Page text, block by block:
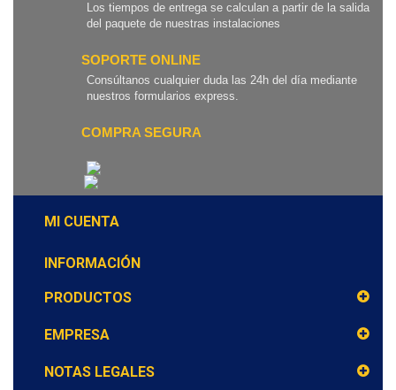
Los tiempos de entrega se calculan a partir de la salida
del paquete de nuestras instalaciones
SOPORTE ONLINE
Consúltanos cualquier duda las 24h del día mediante
nuestros formularios express.
COMPRA SEGURA
MI CUENTA
INFORMACIÓN
PRODUCTOS
EMPRESA
NOTAS LEGALES